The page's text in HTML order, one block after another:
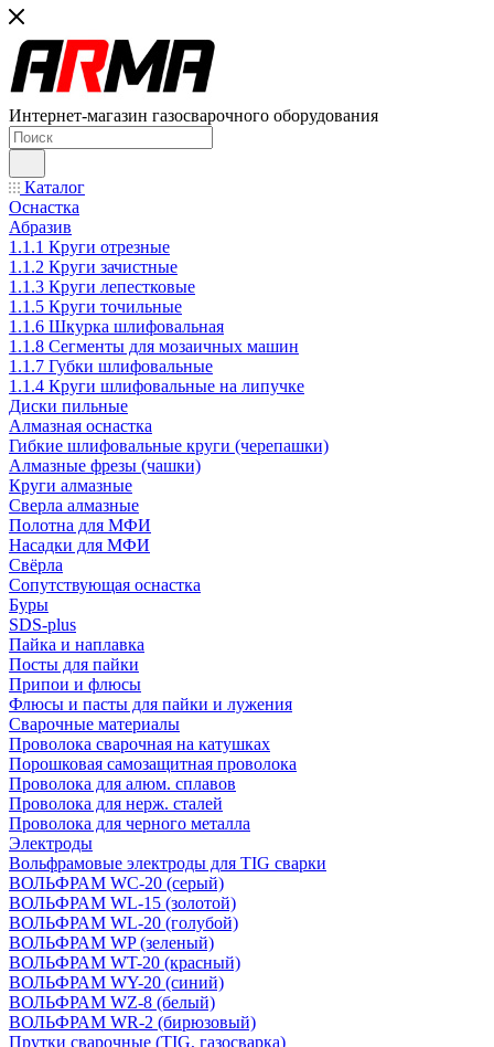
Интернет-магазин газосварочного оборудования
Каталог
Оснастка
Абразив
1.1.1 Круги отрезные
1.1.2 Круги зачистные
1.1.3 Круги лепестковые
1.1.5 Круги точильные
1.1.6 Шкурка шлифовальная
1.1.8 Сегменты для мозаичных машин
1.1.7 Губки шлифовальные
1.1.4 Круги шлифовальные на липучке
Диски пильные
Алмазная оснастка
Гибкие шлифовальные круги (черепашки)
Алмазные фрезы (чашки)
Круги алмазные
Сверла алмазные
Полотна для МФИ
Насадки для МФИ
Свёрла
Сопутствующая оснастка
Буры
SDS-plus
Пайка и наплавка
Посты для пайки
Припои и флюсы
Флюсы и пасты для пайки и лужения
Сварочные материалы
Проволока сварочная на катушках
Порошковая самозащитная проволока
Проволока для алюм. сплавов
Проволока для нерж. сталей
Проволока для черного металла
Электроды
Вольфрамовые электроды для TIG сварки
ВОЛЬФРАМ WC-20 (серый)
ВОЛЬФРАМ WL-15 (золотой)
ВОЛЬФРАМ WL-20 (голубой)
ВОЛЬФРАМ WP (зеленый)
ВОЛЬФРАМ WT-20 (красный)
ВОЛЬФРАМ WY-20 (синий)
ВОЛЬФРАМ WZ-8 (белый)
ВОЛЬФРАМ WR-2 (бирюзовый)
Прутки сварочные (TIG, газосварка)